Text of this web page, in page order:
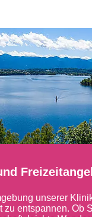
unserer
zu entspannen. Ob